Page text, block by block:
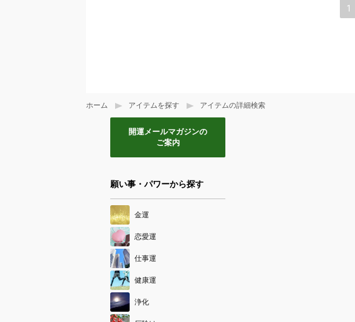
ホーム アイテムを探す アイテムの詳細検索
1
開運メールマガジンの
ご案内
願い事・パワーから探す
金運
恋愛運
仕事運
健康運
浄化